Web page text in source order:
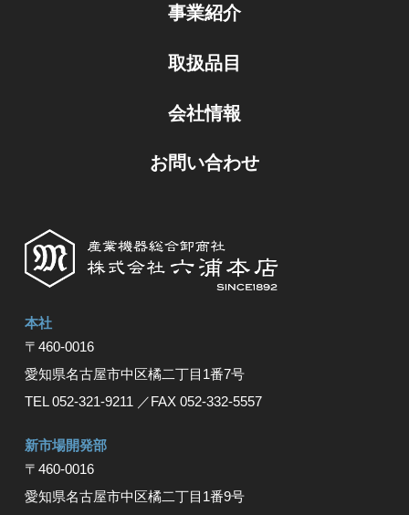
事業紹介
取扱品目
会社情報
お問い合わせ
本社
〒460-0016
愛知県名古屋市中区橘⼆丁⽬1番7号
TEL 052-321-9211 ／FAX 052-332-5557
新市場開発部
〒460-0016
愛知県名古屋市中区橘二丁目1番9号